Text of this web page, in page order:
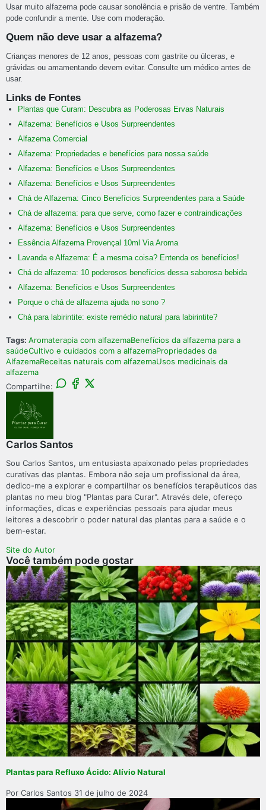
Usar muito alfazema pode causar sonolência e prisão de ventre. Também
pode confundir a mente. Use com moderação.
Quem não deve usar a alfazema?
Crianças menores de 12 anos, pessoas com gastrite ou úlceras, e
grávidas ou amamentando devem evitar. Consulte um médico antes de
usar.
Links de Fontes
Plantas que Curam: Descubra as Poderosas Ervas Naturais
Alfazema: Benefícios e Usos Surpreendentes
Alfazema Comercial
Alfazema: Propriedades e benefícios para nossa saúde
Alfazema: Benefícios e Usos Surpreendentes
Alfazema: Benefícios e Usos Surpreendentes
Chá de Alfazema: Cinco Benefícios Surpreendentes para a Saúde
Chá de alfazema: para que serve, como fazer e contraindicações
Alfazema: Benefícios e Usos Surpreendentes
Essência Alfazema Provençal 10ml Via Aroma
Lavanda e Alfazema: É a mesma coisa? Entenda os benefícios!
Chá de alfazema: 10 poderosos benefícios dessa saborosa bebida
Alfazema: Benefícios e Usos Surpreendentes
Porque o chá de alfazema ajuda no sono ?
Chá para labirintite: existe remédio natural para labirintite?
Tags: Aromaterapia com alfazemaBenefícios da alfazema para a
saúdeCultivo e cuidados com a alfazemaPropriedades da
AlfazemaReceitas naturais com alfazemaUsos medicinais da
alfazema
Compartilhe:
Carlos Santos
Sou Carlos Santos, um entusiasta apaixonado pelas propriedades
curativas das plantas. Embora não seja um profissional da área,
dedico-me a explorar e compartilhar os benefícios terapêuticos das
plantas no meu blog "Plantas para Curar". Através dele, ofereço
informações, dicas e experiências pessoais para ajudar meus
leitores a descobrir o poder natural das plantas para a saúde e o
bem-estar.
Site do Autor
Você também pode gostar
Plantas para Refluxo Ácido: Alívio Natural
Por Carlos Santos 31 de julho de 2024